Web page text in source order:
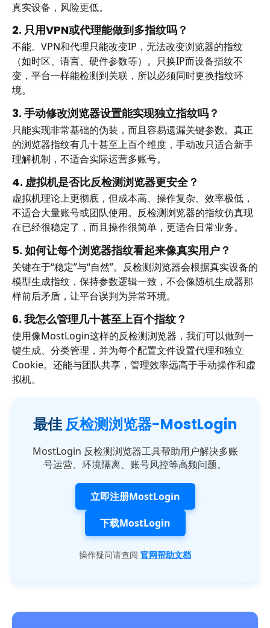
真实设备，风险更低。
2. 只用VPN或代理能做到多指纹吗？
不能。VPN和代理只能改变IP，无法改变浏览器的指纹
（如时区、语言、硬件参数等）。只换IP而设备指纹不
变，平台一样能检测到关联，所以必须同时更换指纹环
境。
3. 手动修改浏览器设置能实现独立指纹吗？
只能实现非常基础的伪装，而且容易遗漏关键参数。真正
的浏览器指纹有几十甚至上百个维度，手动改只适合新手
理解机制，不适合实际运营多账号。
4. 虚拟机是否比反检测浏览器更安全？
虚拟机理论上更彻底，但成本高、操作复杂、效率极低，
不适合大量账号或团队使用。反检测浏览器的指纹仿真现
在已经很稳定了，而且操作很简单，更适合日常业务。
5. 如何让每个浏览器指纹看起来像真实用户？
关键在于“稳定”与“自然”。反检测浏览器会根据真实设备的
模型生成指纹，保持参数逻辑一致，不会像随机生成器那
样前后矛盾，让平台误判为异常环境。
6. 我怎么管理几十甚至上百个指纹？
使用像MostLogin这样的反检测浏览器，我们可以做到一
键生成、分类管理，并为每个配置文件设置代理和独立
Cookie。还能与团队共享，管理效率远高于手动操作和虚
拟机。
最佳反检测浏览器-MostLogin
MostLogin 反检测浏览器工具帮助用户解决多账
号运营、环境隔离、账号风控等高频问题。
立即注册MostLogin
下载MostLogin
操作疑问请查阅 官网帮助文档